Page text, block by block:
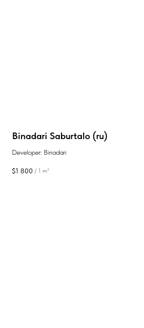
Binadari Saburtalo (ru)
Developer: Binadari
$1 800 / 1 m²